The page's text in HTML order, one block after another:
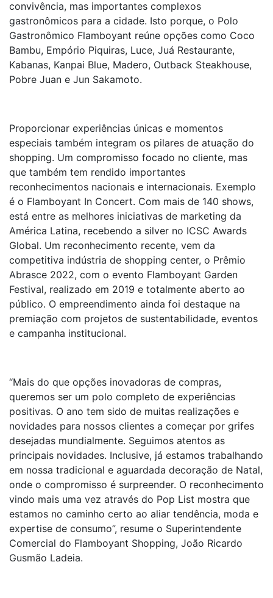
convivência, mas importantes complexos
gastronômicos para a cidade. Isto porque, o Polo
Gastronômico Flamboyant reúne opções como Coco
Bambu, Empório Piquiras, Luce, Juá Restaurante,
Kabanas, Kanpai Blue, Madero, Outback Steakhouse,
Pobre Juan e Jun Sakamoto.
Proporcionar experiências únicas e momentos
especiais também integram os pilares de atuação do
shopping. Um compromisso focado no cliente, mas
que também tem rendido importantes
reconhecimentos nacionais e internacionais. Exemplo
é o Flamboyant In Concert. Com mais de 140 shows,
está entre as melhores iniciativas de marketing da
América Latina, recebendo a silver no ICSC Awards
Global. Um reconhecimento recente, vem da
competitiva indústria de shopping center, o Prêmio
Abrasce 2022, com o evento Flamboyant Garden
Festival, realizado em 2019 e totalmente aberto ao
público. O empreendimento ainda foi destaque na
premiação com projetos de sustentabilidade, eventos
e campanha institucional.
“Mais do que opções inovadoras de compras,
queremos ser um polo completo de experiências
positivas. O ano tem sido de muitas realizações e
novidades para nossos clientes a começar por grifes
desejadas mundialmente. Seguimos atentos as
principais novidades. Inclusive, já estamos trabalhando
em nossa tradicional e aguardada decoração de Natal,
onde o compromisso é surpreender. O reconhecimento
vindo mais uma vez através do Pop List mostra que
estamos no caminho certo ao aliar tendência, moda e
expertise de consumo”, resume o Superintendente
Comercial do Flamboyant Shopping, João Ricardo
Gusmão Ladeia.